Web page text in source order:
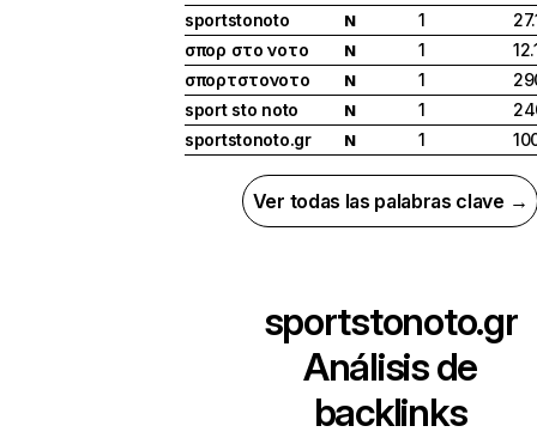
sportstonoto
N 1
σπορ στο νοτο
N 1
σπορτστονοτο
N 1
sport sto noto
N 1
sportstonoto.gr
N 1
Ver todas las palabras clave →
sportstonoto.gr
Análisis de
backlinks